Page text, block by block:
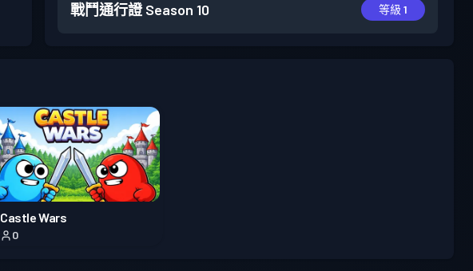
戰鬥通行證 Season 10 等級 1
Castle Wars
0